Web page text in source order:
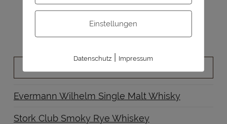
Evermann Wilhelm Single Malt Whisky
Stork Club Smoky Rye Whiskey
Einstellungen
Datenschutz Impressum